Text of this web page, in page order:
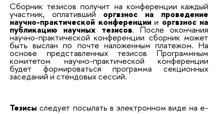
Сборник тезисов получит на конференции каждый
участник, оплативший оргвзнос на проведение
научно-практической конференции и оргвзнос на
публикацию научных тезисов. После окончания
научно-практической конференции сборник может
быть выслан по почте наложенным платежом. На
основе представленных тезисов Программным
комитетом научно-практической конференции
будет формироваться программа секционных
заседаний и стендовых сессий.
Тезисыследует посылать в электронном виде на e-